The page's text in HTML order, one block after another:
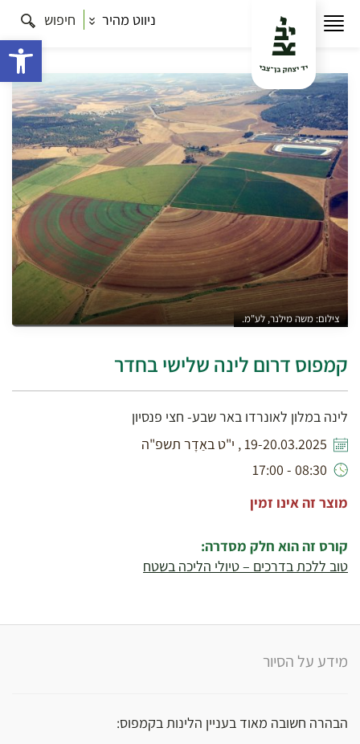
ניווט מהיר חיפוש
טוב ללכת בדרכים – טיולי הליכה
צילום: משה מילנר, לע"מ.
קמפוס דרום לינה שלישי בחדר
לינה במלון לאונרדו באר שבע- חצי פנסיון
19-20.03.2025 , י"ט באַדָר תשפ"ה
08:30 - 17:00
מוצר זה אינו זמין
קורס זה הוא חלק מסדרה:
טוב ללכת בדרכים – טיולי הליכה בשטח
מידע על הסיור
הבהרה חשובה מאוד בעניין הלינות בקמפוס: